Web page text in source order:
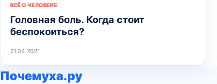
ВСЁ О ЧЕЛОВЕКЕ
Головная боль. Когда стоит
беспокоиться?
21.04.2021
Почемуха.ру